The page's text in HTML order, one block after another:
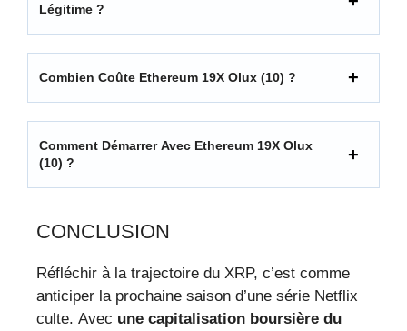
Légitime ?
Combien Coûte Ethereum 19X Olux (10) ?
Comment Démarrer Avec Ethereum 19X Olux
(10) ?
CONCLUSION
Réfléchir à la trajectoire du XRP, c’est comme
anticiper la prochaine saison d’une série Netflix
culte. Avec une capitalisation boursière du